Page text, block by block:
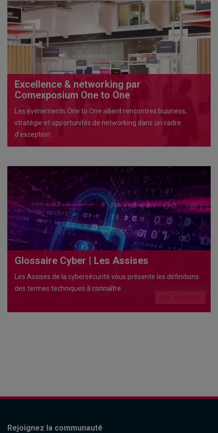
Excellence & networking par
Comexposium One to One
Les événements One to One allient rencontres business,
stratégie et opportunités de networking dans un cadre
d'exception.
Glossaire Cyber | Les Assises
Les Assises de la cybersécurité vous présente les définitions
des termes techniques à connaître.
Rejoignez la communauté